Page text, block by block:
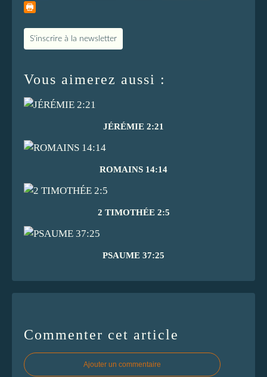
S'inscrire à la newsletter
Vous aimerez aussi :
JÉRÉMIE 2:21
ROMAINS 14:14
2 TIMOTHÉE 2:5
PSAUME 37:25
Commenter cet article
Ajouter un commentaire